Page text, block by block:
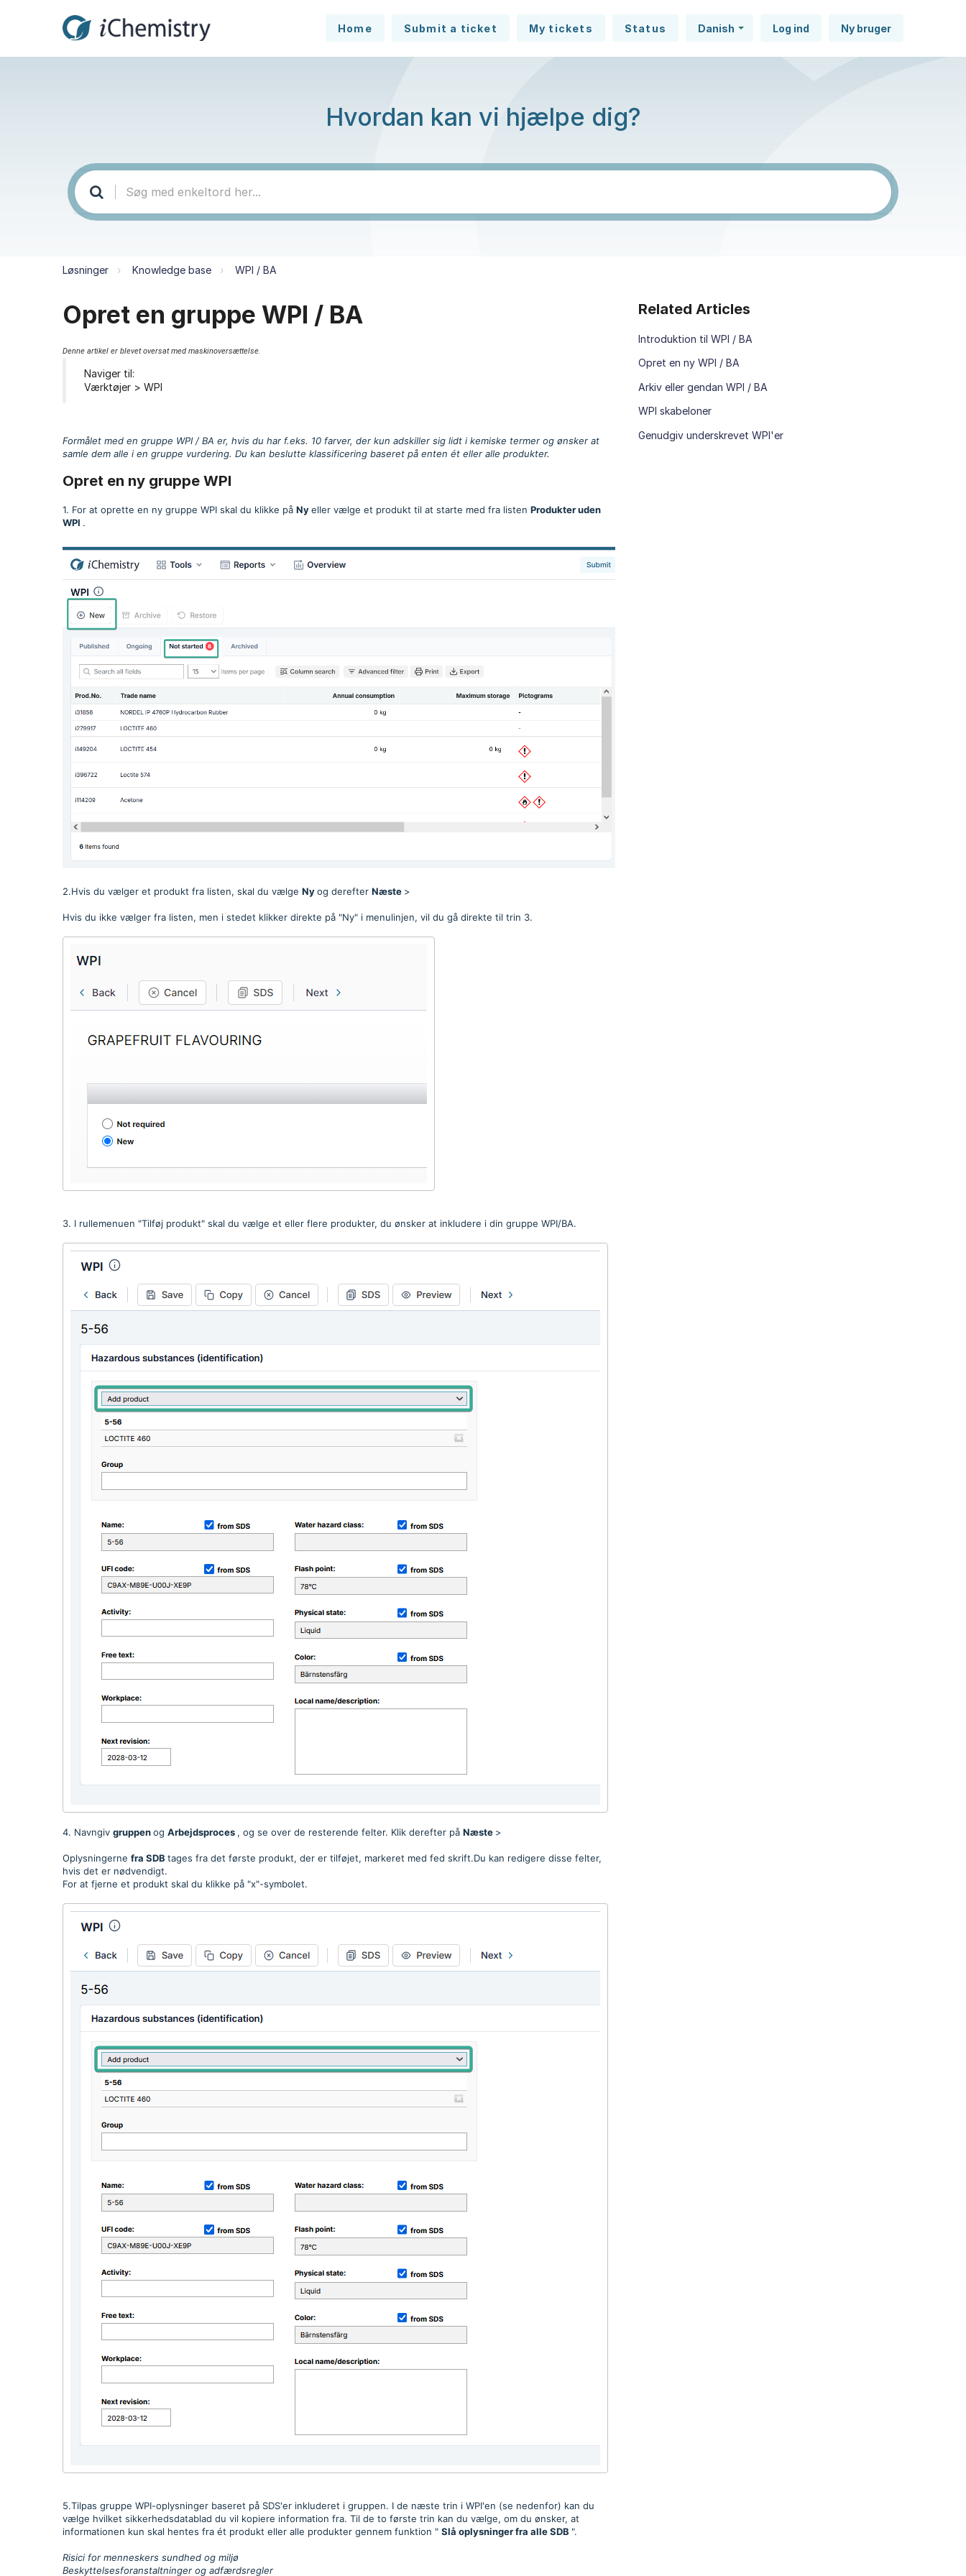
Home Submit a ticket My tickets Status Danish Log ind Ny bruger
Hvordan kan vi hjælpe dig?
Løsninger Knowledge base WPI / BA
Opret en gruppe WPI / BA
Denne artikel er blevet oversat med maskinoversættelse.
Naviger til:
Værktøjer > WPI
Formålet med en gruppe WPI / BA er, hvis du har f.eks. 10 farver, der kun adskiller sig lidt i kemiske termer og ønsker at
samle dem alle i en gruppe vurdering. Du kan beslutte klassificering baseret på enten ét eller alle produkter.
Opret en ny gruppe WPI
1. For at oprette en ny gruppe WPI skal du klikke på Nyeller vælge et produkt til at starte med fra listen Produkter uden
WPI .
2.Hvis du vælger et produkt fra listen, skal du vælge Nyog derefter Næste >
Hvis du ikke vælger fra listen, men i stedet klikker direkte på "Ny" i menulinjen, vil du gå direkte til trin 3.
3. I rullemenuen "Tilføj produkt" skal du vælge et eller flere produkter, du ønsker at inkludere i din gruppe WPI/BA.
4. Navngiv gruppenog Arbejdsproces , og se over de resterende felter. Klik derefter på Næste >
Oplysningerne fra SDB tages fra det første produkt, der er tilføjet, markeret med fed skrift.Du kan redigere disse felter,
hvis det er nødvendigt.
For at fjerne et produkt skal du klikke på "x"-symbolet.
5.Tilpas gruppe WPI-oplysninger baseret på SDS'er inkluderet i gruppen. I de næste trin i WPI'en (se nedenfor) kan du
vælge hvilket sikkerhedsdatablad du vil kopiere information fra. Til de to første trin kan du vælge, om du ønsker, at
informationen kun skal hentes fra ét produkt eller alle produkter gennem funktion " Slå oplysninger fra alle SDB ".
Risici for menneskers sundhed og miljø
Beskyttelsesforanstaltninger og adfærdsregler
Related Articles
Introduktion til WPI / BA
Opret en ny WPI / BA
Arkiv eller gendan WPI / BA
WPI skabeloner
Genudgiv underskrevet WPI'er